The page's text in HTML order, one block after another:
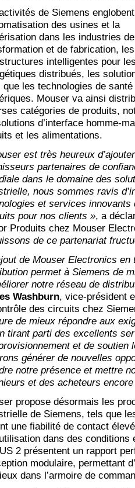
de Siemens englobent
des usines et la
dans les industries de
et de fabrication, les
intelligentes pour
distribués, les
que les technologies de
Mouser va ainsi
catégories de produits,
d’interface homme-
et les alimentations.
est très heureux
partenaires de
dans le domaine des
nous sommes ravis
et services innovants
pour nos clients », a
Produits chez Mouser
de ce partenariat
de Mouser Electronics
permet à Siemens de
notre réseau de
Washburn, vice-président
des circuits chez
de mieux répondre aux
tirant parti des excellents
et de soutien
générer de nouvelles
notre présence et mettre
et des acheteurs
propose désormais les
de Siemens, tels que
une fiabilité de contact
dans des
2 présentent un rapport
modulaire, permettant
dans l’armoire de